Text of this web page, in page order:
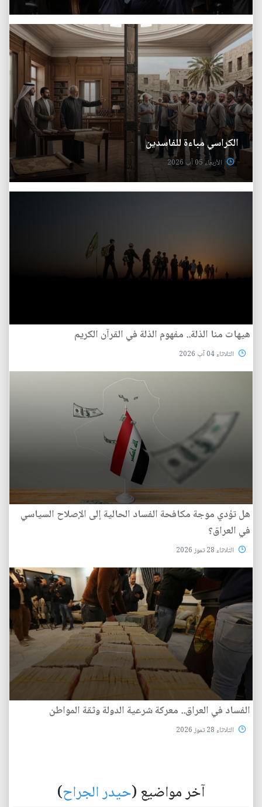
الكراسي مباءة للفاسدين
الأربعاء 05 آب 2026
هيهات منا الذلة.. مفهوم الذلة في القرآن الكريم
الثلاثاء 04 آب 2026
هل تؤدي موجة مكافحة الفساد الحالية إلى الإصلاح السياسي
في العراق؟
الثلاثاء 28 تموز 2026
الفساد في العراق.. معركة شرعية الدولة وثقة المواطن
الثلاثاء 28 تموز 2026
آخر مواضيع (حيدر الجراح)